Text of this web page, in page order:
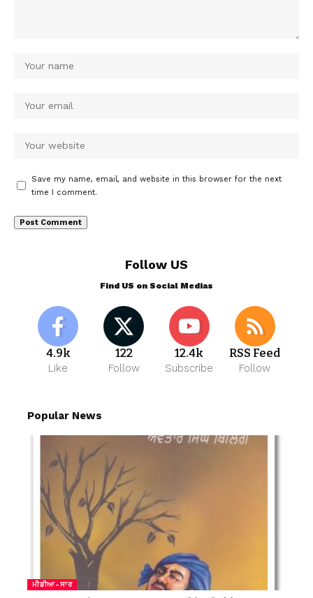
Save my name, email, and website in this browser for the next
time I comment.
Follow US
Find US on Social Medias
4.9k
Like
122
Follow
12.4k
Subscribe
RSS Feed
Follow
Popular News
ਮੀਡੀਆ-ਸਾਰ